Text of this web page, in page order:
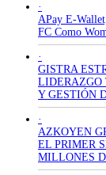
·
APay E-
FC Como
·
GISTRA
LIDERAZGO
Y GESTIÓN
·
AZKOYEN
EL PRIMER
MILLONES